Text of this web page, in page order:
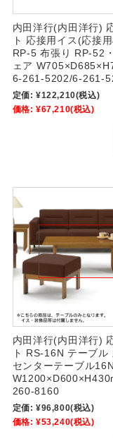
内田洋行(内田洋行)
ト 応接用イス(応接
RP-5 布張り RP-52
ェア
6-261-5202/6-261-
定価: ¥122,210(税込)
価格: ¥67,210(税込)
内田洋行(内田洋行)
ト RS-16N テーブル
センターテーブル
260-8160
定価: ¥96,800(税込)
価格: ¥53,240(税込)